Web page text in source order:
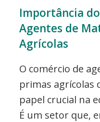
Importância
Agentes de
Agrícolas
O comércio de
primas agrícolas
papel crucial na
É um setor que,